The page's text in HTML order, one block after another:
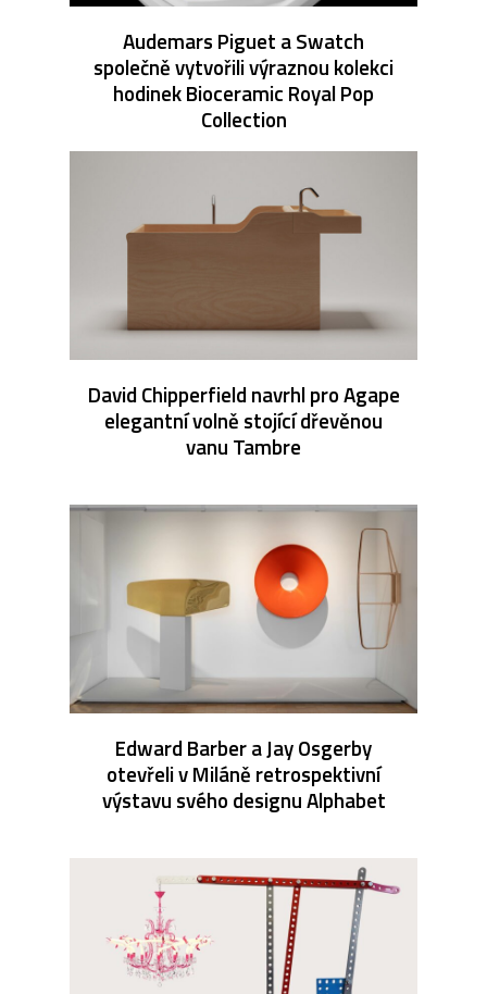
Audemars Piguet a Swatch
společně vytvořili výraznou kolekci
hodinek Bioceramic Royal Pop
Collection
David Chipperfield navrhl pro Agape
elegantní volně stojící dřevěnou
vanu Tambre
Edward Barber a Jay Osgerby
otevřeli v Miláně retrospektivní
výstavu svého designu Alphabet